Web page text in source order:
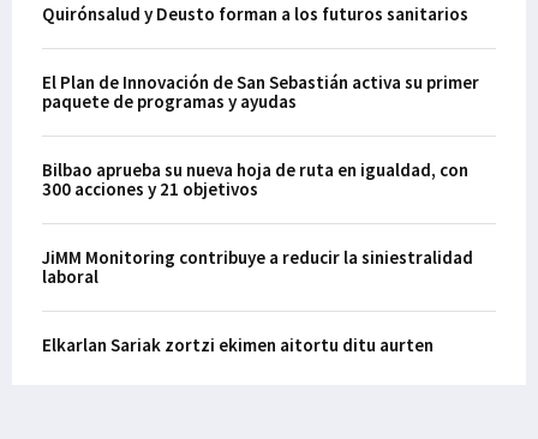
Quirónsalud y Deusto forman a los futuros sanitarios
El Plan de Innovación de San Sebastián activa su primer
paquete de programas y ayudas
Bilbao aprueba su nueva hoja de ruta en igualdad, con
300 acciones y 21 objetivos
JiMM Monitoring contribuye a reducir la siniestralidad
laboral
Elkarlan Sariak zortzi ekimen aitortu ditu aurten